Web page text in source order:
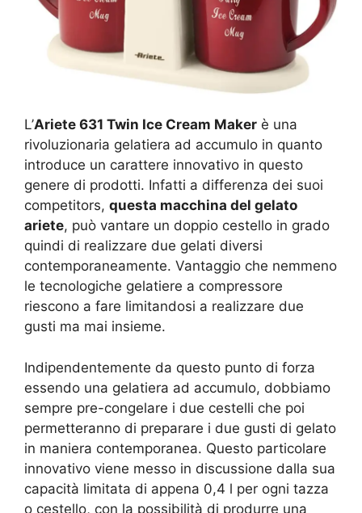
L’Ariete 631 Twin Ice Cream Maker è una
rivoluzionaria gelatiera ad accumulo in quanto
introduce un carattere innovativo in questo
genere di prodotti. Infatti a differenza dei suoi
competitors, questa macchina del gelato
ariete, può vantare un doppio cestello in grado
quindi di realizzare due gelati diversi
contemporaneamente. Vantaggio che nemmeno
le tecnologiche gelatiere a compressore
riescono a fare limitandosi a realizzare due
gusti ma mai insieme.
Indipendentemente da questo punto di forza
essendo una gelatiera ad accumulo, dobbiamo
sempre pre-congelare i due cestelli che poi
permetteranno di preparare i due gusti di gelato
in maniera contemporanea. Questo particolare
innovativo viene messo in discussione dalla sua
capacità limitata di appena 0,4 l per ogni tazza
o cestello, con la possibilità di produrre una